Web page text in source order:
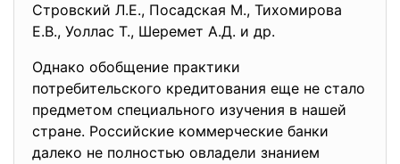
Стровский Л.Е., Посадская М., Тихомирова
Е.В., Уоллас Т., Шеремет А.Д. и др.
Однако обобщение практики
потребительского кредитования еще не стало
предметом специального изучения в нашей
стране. Российские коммерческие банки
далеко не полностью овладели знанием